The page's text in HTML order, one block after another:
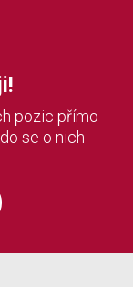
pozic přímo
se o nich